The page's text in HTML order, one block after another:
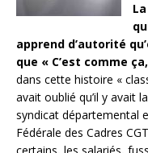
apprend d’autorité
que « C’est comme
dans cette histoire «
avait oublié qu’il y avait
syndicat départemental
Fédérale des Cadres